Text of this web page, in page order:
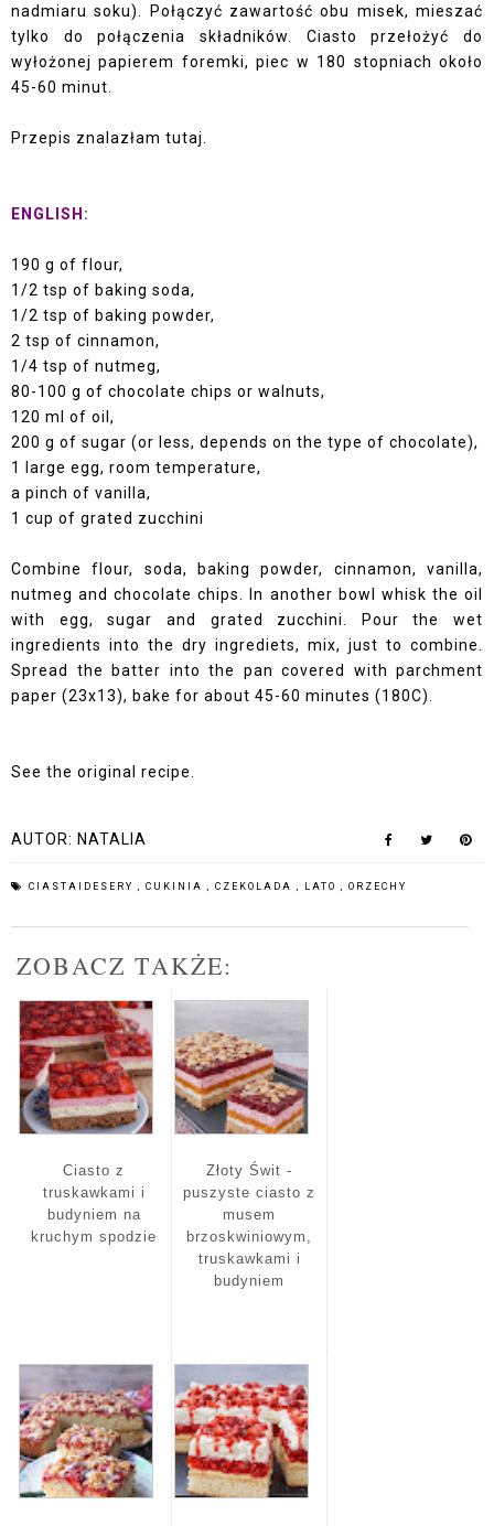
nadmiaru soku). Połączyć zawartość obu misek, mieszać
tylko do połączenia składników. Ciasto przełożyć do
wyłożonej papierem foremki, piec w 180 stopniach około
45-60 minut.
Przepis znalazłam tutaj.
ENGLISH:
190 g of flour,
1/2 tsp of baking soda,
1/2 tsp of baking powder,
2 tsp of cinnamon,
1/4 tsp of nutmeg,
80-100 g of chocolate chips or walnuts,
120 ml of oil,
200 g of sugar (or less, depends on the type of chocolate),
1 large egg, room temperature,
a pinch of vanilla,
1 cup of grated zucchini
Combine flour, soda, baking powder, cinnamon, vanilla,
nutmeg and chocolate chips. In another bowl whisk the oil
with egg, sugar and grated zucchini. Pour the wet
ingredients into the dry ingrediets, mix, just to combine.
Spread the batter into the pan covered with parchment
paper (23x13), bake for about 45-60 minutes (180C).
See the original recipe.
AUTOR: NATALIA
CIASTAIDESERY , CUKINIA , CZEKOLADA , LATO , ORZECHY
ZOBACZ TAKŻE:
Ciasto z
truskawkami i
budyniem na
kruchym spodzie
Złoty Świt -
puszyste ciasto z
musem
brzoskwiniowym,
truskawkami i
budyniem